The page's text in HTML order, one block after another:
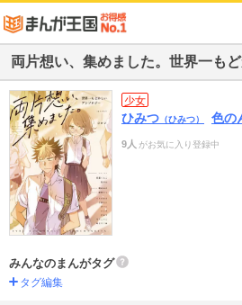
両片想い、集めました。世界一も
少女
ひみつ （ひみつ） 色の
9人 がお気に入り登録中
みんなのまんがタグ
タグ編集